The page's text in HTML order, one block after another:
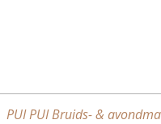
PUI PUI Bruids- &